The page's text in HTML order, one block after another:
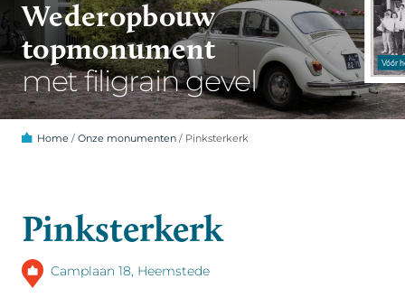
Wederopbouw
topmonument
met filigrain gevel
Home /Onze monumenten / Pinksterkerk
Pinksterkerk
Camplaan 18, Heemstede